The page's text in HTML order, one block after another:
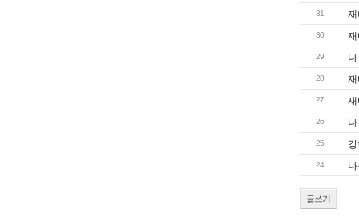
31 재
30 재
29
28 재
27 재
26
25
24
글쓰기